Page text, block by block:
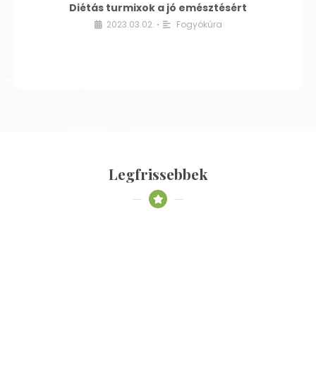
Diétás turmixok a jó emésztésért
2023.03.02. • Fogyókúra
Legfrissebbek